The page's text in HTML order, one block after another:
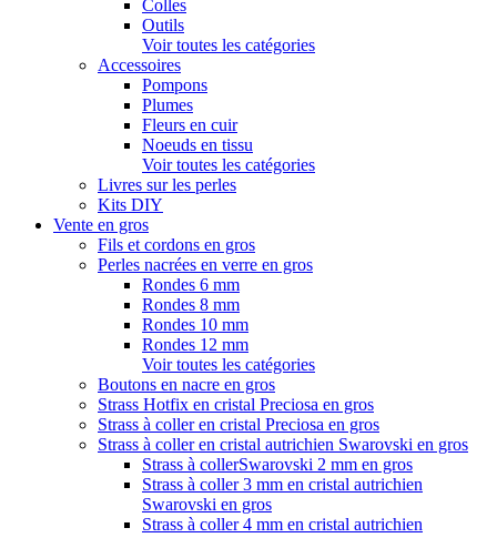
Colles
Outils
Voir toutes les catégories
Accessoires
Pompons
Plumes
Fleurs en cuir
Noeuds en tissu
Voir toutes les catégories
Livres sur les perles
Kits DIY
Vente en gros
Fils et cordons en gros
Perles nacrées en verre en gros
Rondes 6 mm
Rondes 8 mm
Rondes 10 mm
Rondes 12 mm
Voir toutes les catégories
Boutons en nacre en gros
Strass Hotfix en cristal Preciosa en gros
Strass à coller en cristal Preciosa en gros
Strass à coller en cristal autrichien Swarovski en gros
Strass à collerSwarovski 2 mm en gros
Strass à coller 3 mm en cristal autrichien
Swarovski en gros
Strass à coller 4 mm en cristal autrichien